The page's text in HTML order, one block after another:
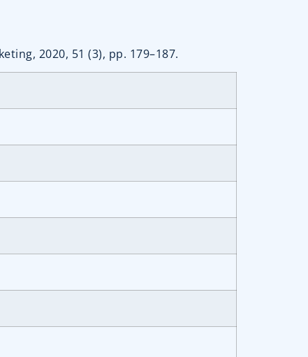
2020, 51 (3), pp. 179–187.